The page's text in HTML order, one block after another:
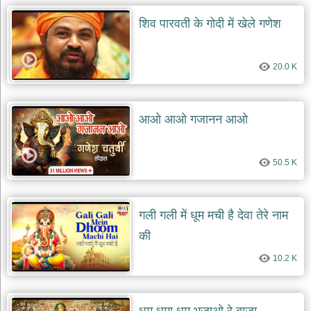
देश
भक्ति
भजन
patriotic
bhajans
खाटू
श्याम
भजन
khatu
shaym
bhajans
रानी
सती
दादी
भजन
rani
sati
dadi
bhajans
बावा
लाल
शिव पारवती के गोदी में खेले गणेश
20.0 K
आओ आओ गजानन आओ
50.5 K
गली गली में धूम मची है देवा तेरे नाम
की
10.2 K